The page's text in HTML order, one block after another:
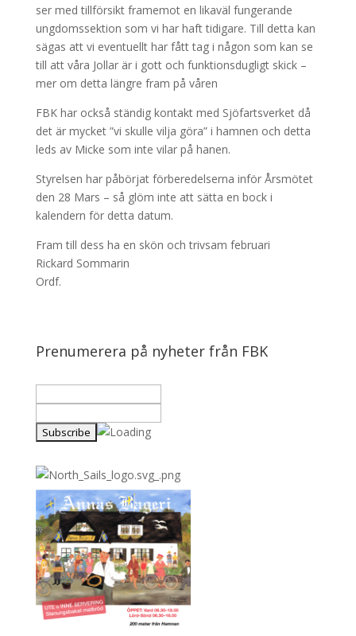
ser med tillförsikt framemot en likaväl fungerande
ungdomssektion som vi har haft tidigare. Till detta kan
sägas att vi eventuellt har fått tag i någon som kan se
till att våra Jollar är i gott och funktionsdugligt skick –
mer om detta längre fram på våren
FBK har också ständig kontakt med Sjöfartsverket då
det är mycket ”vi skulle vilja göra” i hamnen och detta
leds av Micke som inte vilar på hanen.
Styrelsen har påbörjat förberedelserna inför Årsmötet
den 28 Mars – så glöm inte att sätta en bock i
kalendern för detta datum.
Fram till dess ha en skön och trivsam februari
Rickard Sommarin
Ordf.
Prenumerera på nyheter från FBK